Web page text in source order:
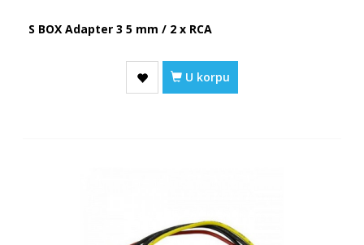
S BOX Adapter 3 5 mm / 2 x RCA
U korpu